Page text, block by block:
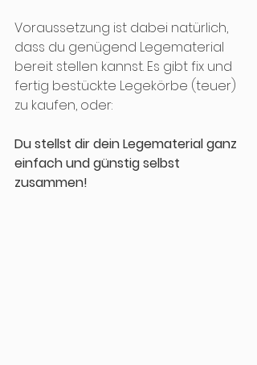
Voraussetzung ist dabei natürlich,
dass du genügend Legematerial
bereit stellen kannst. Es gibt fix und
fertig bestückte Legekörbe (teuer)
zu kaufen, oder:
Du stellst dir dein Legematerial ganz
einfach und günstig selbst
zusammen!